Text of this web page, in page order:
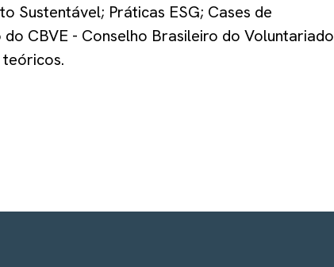
Sustentável; Práticas ESG; Cases de
CBVE - Conselho Brasileiro do Voluntariado
teóricos.